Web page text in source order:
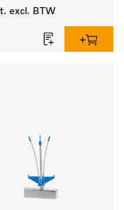
- incl.
excl. BTW